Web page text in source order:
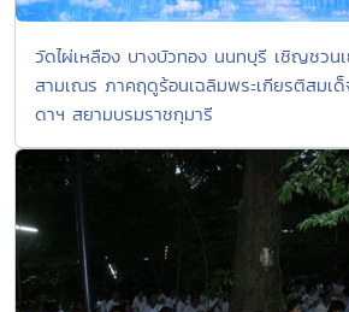
วัดไผ่เหลือง บางบัวทอง นนทบุรี เชิญชวน
สามเณร ภาคฤดูร้อนเฉลิมพระเกียรติสมเ
ดาฯ สยามบรมราชกุมารี